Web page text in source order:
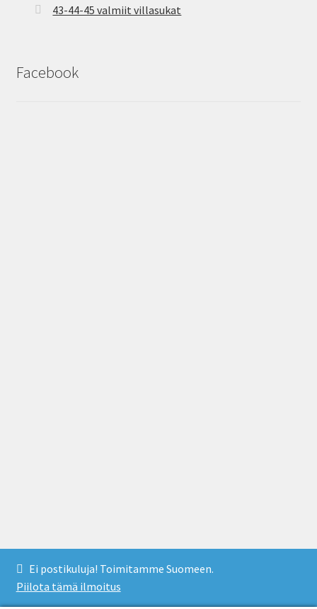
Ei postikuluja! Toimitamme Suomeen.
Piilota tämä ilmoitus
43-44-45 valmiit villasukat
Facebook
Rekisteri- ja tietosuojaseloste
Built with WooCommerce